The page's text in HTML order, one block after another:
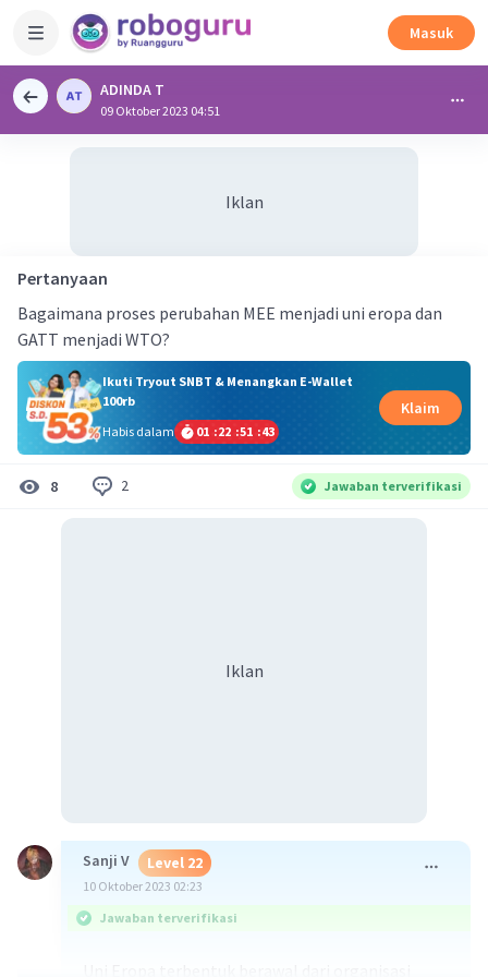
Masuk
ADINDA T
09 Oktober 2023 04:51
Iklan
Pertanyaan
Bagaimana proses perubahan MEE menjadi uni eropa dan
GATT menjadi WTO?
Ikuti Tryout SNBT & Menangkan E-Wallet
100rb
Habis dalam
01 :22 :51 :43
Klaim
8 2 Jawaban terverifikasi
Iklan
Sanji V Level 22
10 Oktober 2023 02:23
Jawaban terverifikasi